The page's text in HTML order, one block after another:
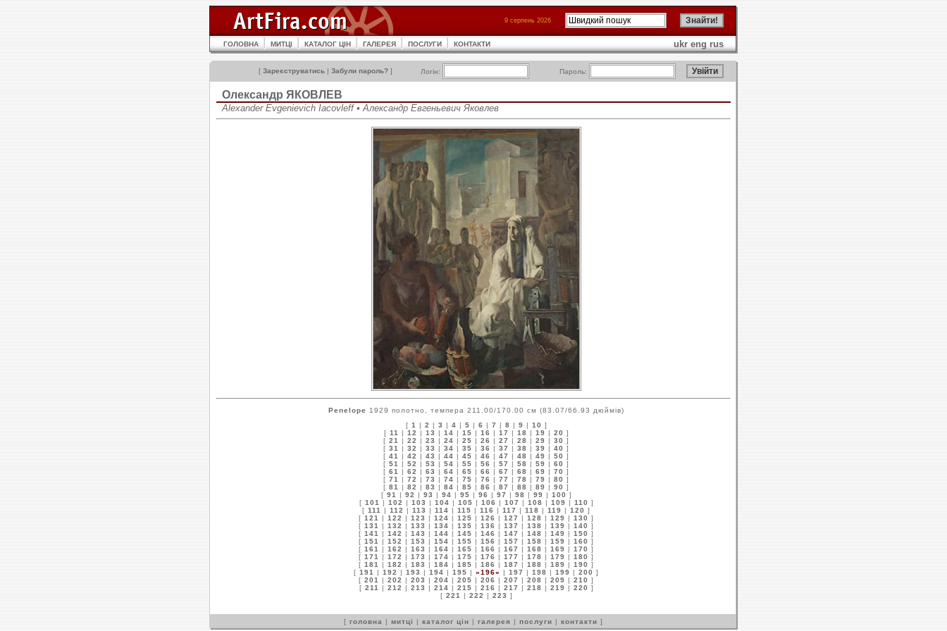
9 серпень 2026
ГОЛОВНА МИТЦІ КАТАЛОГ ЦІН ГАЛЕРЕЯ ПОСЛУГИ КОНТАКТИ ukr eng rus
[ Зареєструватись | Забули пароль? ] Логін: Пароль:
Олександр ЯКОВЛЕВ
Alexander Evgenievich Iacovleff • Александр Евгеньевич Яковлев
Penelope
1929 полотно, темпера 211.00/170.00 см (83.07/66.93 дюймів)
[ 1 | 2 | 3 | 4 | 5 | 6 | 7 | 8 | 9 | 10 ]
[ 11 | 12 | 13 | 14 | 15 | 16 | 17 | 18 | 19 | 20 ]
[ 21 | 22 | 23 | 24 | 25 | 26 | 27 | 28 | 29 | 30 ]
[ 31 | 32 | 33 | 34 | 35 | 36 | 37 | 38 | 39 | 40 ]
[ 41 | 42 | 43 | 44 | 45 | 46 | 47 | 48 | 49 | 50 ]
[ 51 | 52 | 53 | 54 | 55 | 56 | 57 | 58 | 59 | 60 ]
[ 61 | 62 | 63 | 64 | 65 | 66 | 67 | 68 | 69 | 70 ]
[ 71 | 72 | 73 | 74 | 75 | 76 | 77 | 78 | 79 | 80 ]
[ 81 | 82 | 83 | 84 | 85 | 86 | 87 | 88 | 89 | 90 ]
[ 91 | 92 | 93 | 94 | 95 | 96 | 97 | 98 | 99 | 100 ]
[ 101 | 102 | 103 | 104 | 105 | 106 | 107 | 108 | 109 | 110 ]
[ 111 | 112 | 113 | 114 | 115 | 116 | 117 | 118 | 119 | 120 ]
[ 121 | 122 | 123 | 124 | 125 | 126 | 127 | 128 | 129 | 130 ]
[ 131 | 132 | 133 | 134 | 135 | 136 | 137 | 138 | 139 | 140 ]
[ 141 | 142 | 143 | 144 | 145 | 146 | 147 | 148 | 149 | 150 ]
[ 151 | 152 | 153 | 154 | 155 | 156 | 157 | 158 | 159 | 160 ]
[ 161 | 162 | 163 | 164 | 165 | 166 | 167 | 168 | 169 | 170 ]
[ 171 | 172 | 173 | 174 | 175 | 176 | 177 | 178 | 179 | 180 ]
[ 181 | 182 | 183 | 184 | 185 | 186 | 187 | 188 | 189 | 190 ]
[ 191 | 192 | 193 | 194 | 195 | »196« | 197 | 198 | 199 | 200 ]
[ 201 | 202 | 203 | 204 | 205 | 206 | 207 | 208 | 209 | 210 ]
[ 211 | 212 | 213 | 214 | 215 | 216 | 217 | 218 | 219 | 220 ]
[ 221 | 222 | 223 ]
[ головна | митці | каталог цін | галерея | послуги | контакти ]